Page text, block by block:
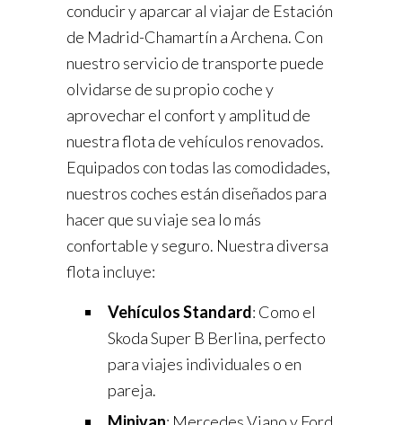
conducir y aparcar al viajar de Estación
de Madrid-Chamartín a Archena. Con
nuestro servicio de transporte puede
olvidarse de su propio coche y
aprovechar el confort y amplitud de
nuestra flota de vehículos renovados.
Equipados con todas las comodidades,
nuestros coches están diseñados para
hacer que su viaje sea lo más
confortable y seguro. Nuestra diversa
flota incluye:
Vehículos Standard: Como el
Skoda Super B Berlina, perfecto
para viajes individuales o en
pareja.